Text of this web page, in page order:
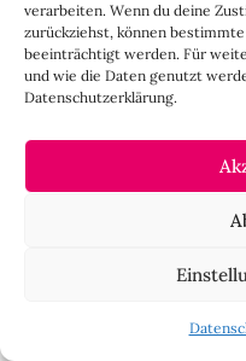
verarbeiten. Wenn du deine
zurückziehst, können
beeinträchtigt werden. Für
und wie die Daten genutzt
Datenschutzerklärung.
dick bin, fühl
Ich stimme
Zeischriften
nehmen und
Mädels
etwas dicker..
Danke
gelesen, aber